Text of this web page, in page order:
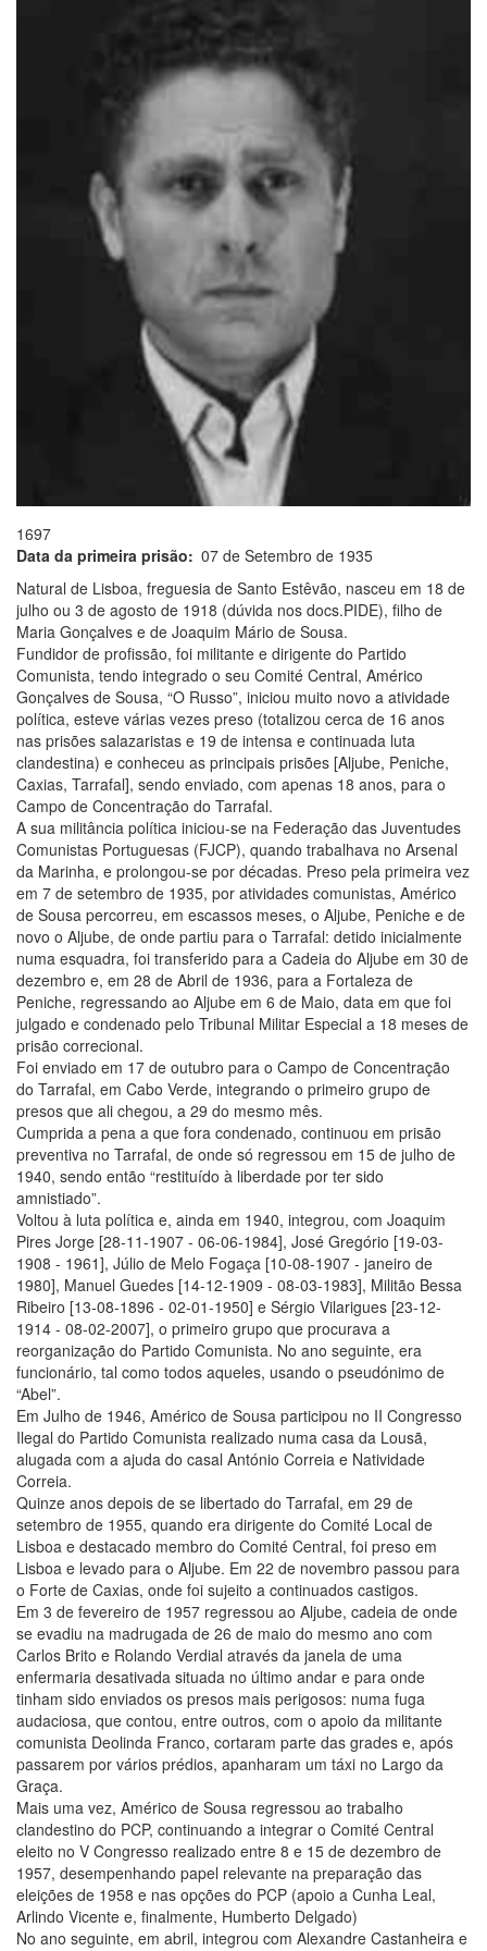
1697
Data da primeira prisão
07 de Setembro de 1935
Natural de Lisboa, freguesia de Santo Estêvão, nasceu em 18 de
julho ou 3 de agosto de 1918 (dúvida nos docs.PIDE), filho de
Maria Gonçalves e de Joaquim Mário de Sousa.
Fundidor de profissão, foi militante e dirigente do Partido
Comunista, tendo integrado o seu Comité Central, Américo
Gonçalves de Sousa, “O Russo”, iniciou muito novo a atividade
política, esteve várias vezes preso (totalizou cerca de 16 anos
nas prisões salazaristas e 19 de intensa e continuada luta
clandestina) e conheceu as principais prisões [Aljube, Peniche,
Caxias, Tarrafal], sendo enviado, com apenas 18 anos, para o
Campo de Concentração do Tarrafal.
A sua militância política iniciou-se na Federação das Juventudes
Comunistas Portuguesas (FJCP), quando trabalhava no Arsenal
da Marinha, e prolongou-se por décadas. Preso pela primeira vez
em 7 de setembro de 1935, por atividades comunistas, Américo
de Sousa percorreu, em escassos meses, o Aljube, Peniche e de
novo o Aljube, de onde partiu para o Tarrafal: detido inicialmente
numa esquadra, foi transferido para a Cadeia do Aljube em 30 de
dezembro e, em 28 de Abril de 1936, para a Fortaleza de
Peniche, regressando ao Aljube em 6 de Maio, data em que foi
julgado e condenado pelo Tribunal Militar Especial a 18 meses de
prisão correcional.
Foi enviado em 17 de outubro para o Campo de Concentração
do Tarrafal, em Cabo Verde, integrando o primeiro grupo de
presos que ali chegou, a 29 do mesmo mês.
Cumprida a pena a que fora condenado, continuou em prisão
preventiva no Tarrafal, de onde só regressou em 15 de julho de
1940, sendo então “restituído à liberdade por ter sido
amnistiado”.
Voltou à luta política e, ainda em 1940, integrou, com Joaquim
Pires Jorge [28-11-1907 - 06-06-1984], José Gregório [19-03-
1908 - 1961], Júlio de Melo Fogaça [10-08-1907 - janeiro de
1980], Manuel Guedes [14-12-1909 - 08-03-1983], Militão Bessa
Ribeiro [13-08-1896 - 02-01-1950] e Sérgio Vilarigues [23-12-
1914 - 08-02-2007], o primeiro grupo que procurava a
reorganização do Partido Comunista. No ano seguinte, era
funcionário, tal como todos aqueles, usando o pseudónimo de
“Abel”.
Em Julho de 1946, Américo de Sousa participou no II Congresso
Ilegal do Partido Comunista realizado numa casa da Lousã,
alugada com a ajuda do casal António Correia e Natividade
Correia.
Quinze anos depois de se libertado do Tarrafal, em 29 de
setembro de 1955, quando era dirigente do Comité Local de
Lisboa e destacado membro do Comité Central, foi preso em
Lisboa e levado para o Aljube. Em 22 de novembro passou para
o Forte de Caxias, onde foi sujeito a continuados castigos.
Em 3 de fevereiro de 1957 regressou ao Aljube, cadeia de onde
se evadiu na madrugada de 26 de maio do mesmo ano com
Carlos Brito e Rolando Verdial através da janela de uma
enfermaria desativada situada no último andar e para onde
tinham sido enviados os presos mais perigosos: numa fuga
audaciosa, que contou, entre outros, com o apoio da militante
comunista Deolinda Franco, cortaram parte das grades e, após
passarem por vários prédios, apanharam um táxi no Largo da
Graça.
Mais uma vez, Américo de Sousa regressou ao trabalho
clandestino do PCP, continuando a integrar o Comité Central
eleito no V Congresso realizado entre 8 e 15 de dezembro de
1957, desempenhando papel relevante na preparação das
eleições de 1958 e nas opções do PCP (apoio a Cunha Leal,
Arlindo Vicente e, finalmente, Humberto Delgado)
No ano seguinte, em abril, integrou com Alexandre Castanheira e